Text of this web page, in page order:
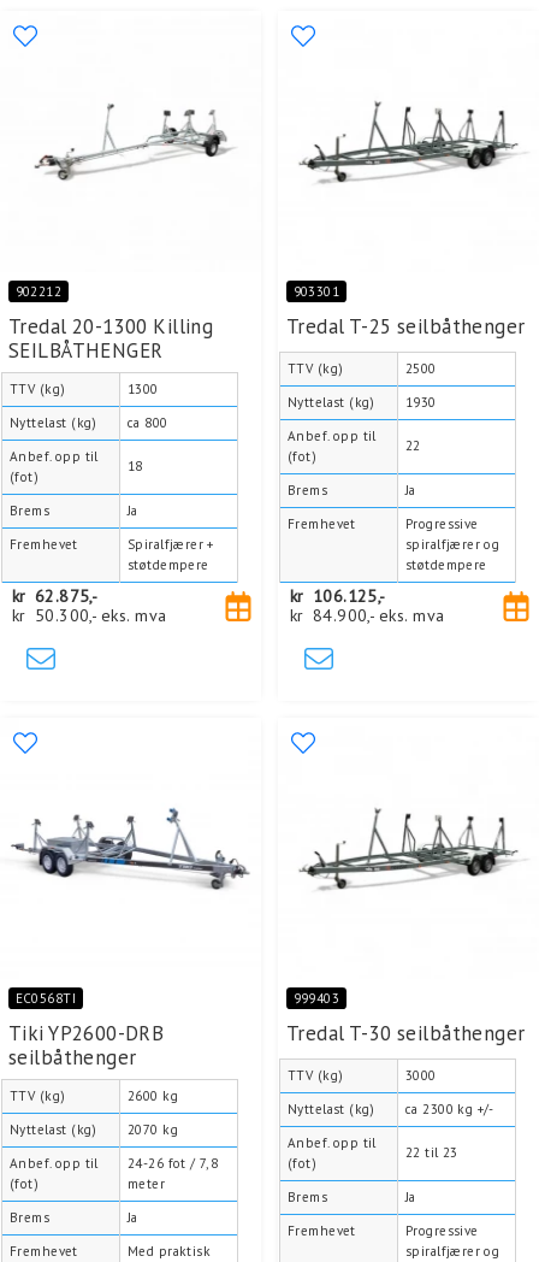
902212
Tredal 20-1300 Killing
SEILBÅTHENGER
TTV (kg)
1300
Nyttelast (kg)
ca 800
Anbef. opp til
(fot)
18
Brems
Ja
Fremhevet
Spiralfjærer +
støtdempere
kr 62.875,-
kr 50.300,- eks. mva
903301
Tredal T-25 seilbåthenger
TTV (kg)
2500
Nyttelast (kg)
1930
Anbef. opp til
(fot)
22
Brems
Ja
Fremhevet
Progressive
spiralfjærer og
støtdempere
kr 106.125,-
kr 84.900,- eks. mva
EC0568TI
Tiki YP2600-DRB
seilbåthenger
TTV (kg)
2600 kg
Nyttelast (kg)
2070 kg
Anbef. opp til
(fot)
24-26 fot / 7,8
meter
Brems
Ja
Fremhevet
Med praktisk
999403
Tredal T-30 seilbåthenger
TTV (kg)
3000
Nyttelast (kg)
ca 2300 kg +/-
Anbef. opp til
(fot)
22 til 23
Brems
Ja
Fremhevet
Progressive
spiralfjærer og